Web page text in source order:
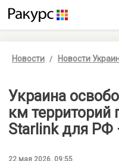
Новости Новости
Украина
км территорий
Starlink для РФ
22 мая 2026, 09:55